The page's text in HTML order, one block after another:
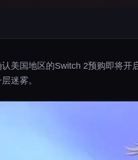
美国地区的Switch 2预购即将
迷雾。